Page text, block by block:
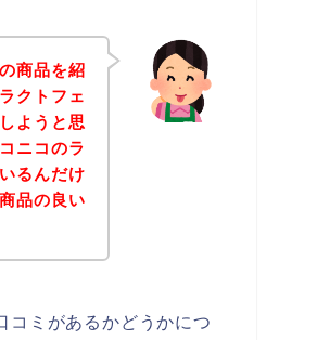
商品を紹
クトフェ
ようと思
ニコのラ
るんだけ
品の良い
コミがあるかどうかにつ